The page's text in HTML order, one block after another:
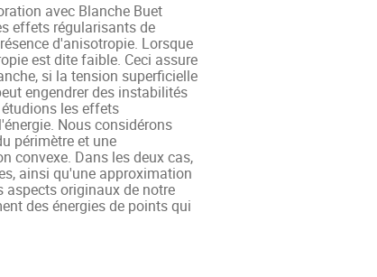
avec Blanche Buet
effets régularisants de
d'anisotropie. Lorsque
est dite faible. Ceci assure
si la tension superficielle
engendrer des instabilités
les effets
Nous considérons
périmètre et une
convexe. Dans les deux cas,
ainsi qu'une approximation
aspects originaux de notre
des énergies de points qui